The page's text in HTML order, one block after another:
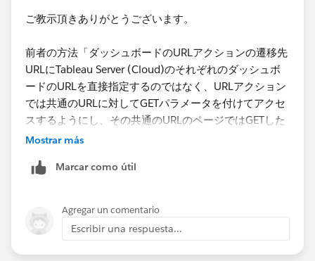
ウザの新規タブを起動させ表示したく思います。
説明不足大変申し訳ございません。
改めてご教示頂ければと思います。
新しいタブで埋め込みAPIを使用して目的のダッシュボ
ードを表示するような形」に関して詳細にご教示頂けれ
ば幸甚です。
何卒よろしくお願い申し上げます。
ご教示頂きありがとうございます。
前者の方法「ダッシュボードのURLアクションの遷移先
URLにTableau Server (Cloud)のそれぞれのダッシュボ
ードのURLを直接指定するのではなく、URLアクション
では共通のURLに対してGETパラメータを付けてアクセ
スするようにし、その共通のURLのページではGETした
パラメータに応じて表示すべきダッシュボードを特定し
く思います。
改めてありがとうございました。
Mostrar más
Marcar como útil
Agregar un comentario
Escribir una respuesta...